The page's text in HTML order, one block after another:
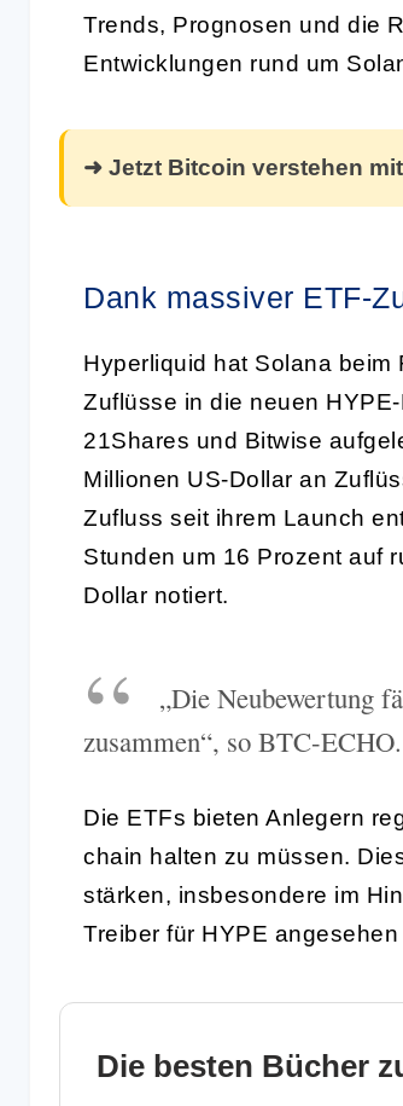
Trends, Prognosen und die
Entwicklungen rund um
➜ Jetzt Bitcoin verstehen
Dank massiver ETF-
Hyperliquid hat Solana beim
Zuflüsse in die neuen
21Shares und Bitwise
Millionen US-Dollar an
Zufluss seit ihrem Launch
Stunden um 16 Prozent auf
Dollar notiert.
„Die Neubewertung
zusammen“, so BTC-ECHO.
Die ETFs bieten Anlegern
chain halten zu müssen.
stärken, insbesondere im
Treiber für HYPE angesehen
Die besten Bücher